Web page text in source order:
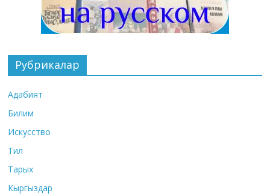
Рубрикалар
Адабият
Билим
Искусство
Тил
Тарых
Кыргыздар